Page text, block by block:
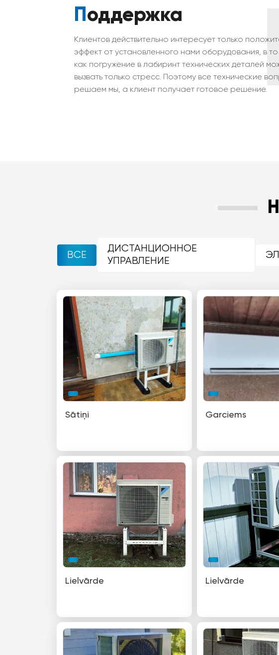
Поддержка
Клиентов действительно интересует только
эффект от установленного нами оборудования, в
как погружение в лабиринт технических деталей
вызвать только стресс. Поэтому все технические
решаем мы, а клиент получает готовое решение.
ВСЕ
ДИСТАНЦИОННОЕ
УПРАВЛЕНИЕ
Sātiņi Garciems
Lielvārde Lielvārde